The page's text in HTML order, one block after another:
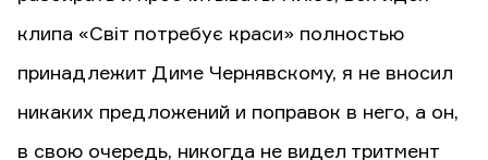
клипа «Світ потребує краси» полностью
принадлежит Диме Чернявскому, я не вносил
никаких предложений и поправок в него, а он,
в свою очередь, никогда не видел тритмент